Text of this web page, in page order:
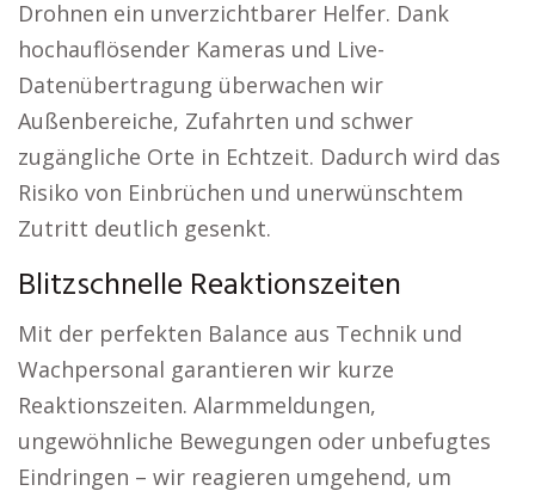
Drohnen ein unverzichtbarer Helfer. Dank
hochauflösender Kameras und Live-
Datenübertragung überwachen wir
Außenbereiche, Zufahrten und schwer
zugängliche Orte in Echtzeit. Dadurch wird das
Risiko von Einbrüchen und unerwünschtem
Zutritt deutlich gesenkt.
Blitzschnelle Reaktionszeiten
Mit der perfekten Balance aus Technik und
Wachpersonal garantieren wir kurze
Reaktionszeiten. Alarmmeldungen,
ungewöhnliche Bewegungen oder unbefugtes
Eindringen – wir reagieren umgehend, um